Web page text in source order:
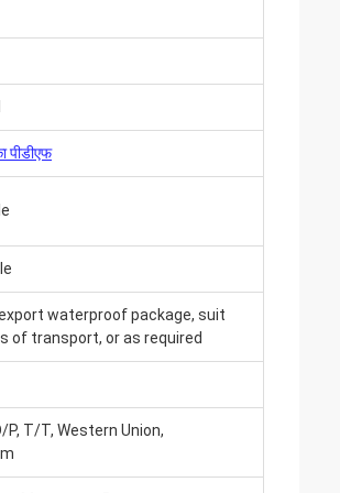
पीडीएफ
waterproof package, suit
of transport, or as required
P, T/T, Western Union,